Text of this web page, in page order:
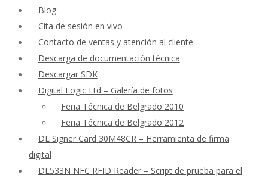
Blog
Cita de sesión en vivo
Contacto de ventas y atención al cliente
Descarga de documentación técnica
Descargar SDK
Digital Logic Ltd – Galería de fotos
Feria Técnica de Belgrado 2010
Feria Técnica de Belgrado 2012
DL Signer Card 30M48CR – Herramienta de firma
digital
DL533N NFC RFID Reader – Script de prueba para el